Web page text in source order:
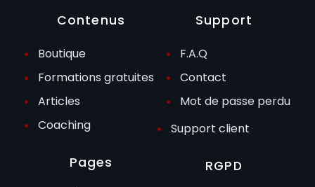
Contenus
Boutique
Formations gratuites
Articles
Coaching
Pages
Support
F.A.Q
Contact
Mot de passe perdu
Support client
RGPD